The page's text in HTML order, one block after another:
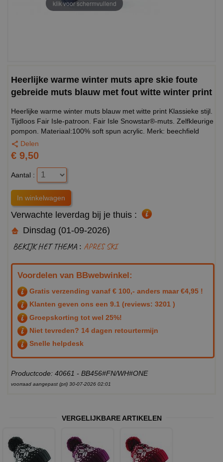
klik voor schermvullend
Heerlijke warme winter muts apre skie foute
gebreide muts blauw met fout witte winter print
Heerlijke warme winter muts blauw met witte print Klassieke stijl.
Tijdloos Fair Isle-patroon. Fair Isle Snowstar®-muts. Zelfkleurige
pompon. Materiaal:100% soft spun acrylic. Merk: beechfield
Delen
€ 9,50
Aantal :
Verwachte leverdag bij je thuis :
Dinsdag (01-09-2026)
BEKIJK HET THEMA : APRES SKI
Voordelen van BBwebwinkel:
Gratis verzending vanaf € 100,- anders maar €4,95 !
Klanten geven ons een 9.1 (reviews: 3201 )
Groepskorting tot wel 25%!
Niet tevreden? 14 dagen retourtermijn
Snelle helpdesk
Productcode: 40661 - BB456#FN/WH#ONE
voorraad aangepast (pri) 30-07-2026 02:01
VERGELIJKBARE ARTIKELEN